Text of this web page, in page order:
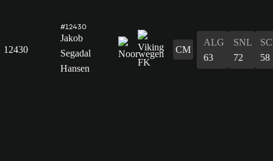
12430
#12430
Jakob
Segadal
Hansen
CM
ALG
63
SNL
72
58